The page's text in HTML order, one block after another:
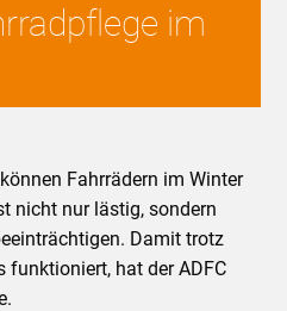
im
Fahrrädern im Winter
nicht nur lästig, sondern
Damit trotz
funktioniert, hat der ADFC